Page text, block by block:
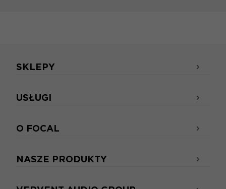
SKLEPY
USŁUGI
O FOCAL
NASZE PRODUKTY